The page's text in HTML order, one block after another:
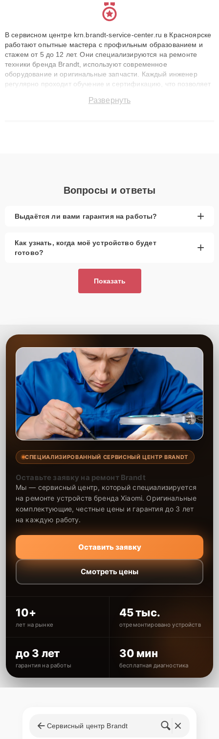
В сервисном центре krn.brandt-service-center.ru в Красноярске
работают опытные мастера с профильным образованием и
стажем от 5 до 12 лет. Они специализируются на ремонте
техники бренда Brandt, используют современное
оборудование и оригинальные запчасти. Каждый инженер
регулярно проходит обучение и сертификацию, что позволяет
технику с сохранением гарантии до 3 лет. Наши мастера
Развернуть
Вопросы и ответы
Выдаётся ли вами гарантия на работы? +
Как узнать, когда моё устройство будет
готово?
+
Показать
СПЕЦИАЛИЗИРОВАННЫЙ СЕРВИСНЫЙ ЦЕНТР BRANDT
Оставьте заявку на ремонт Brandt
Мы — сервисный центр, который специализируется
на ремонте устройств бренда Xiaomi. Оригинальные
комплектующие, честные цены и гарантия до 3 лет
на каждую работу.
Оставить заявку
Смотреть цены
10+
лет на рынке
45 тыс.
отремонтировано устройств
до 3 лет
гарантия на работы
30 мин
бесплатная диагностика
Сервисный центр Brandt